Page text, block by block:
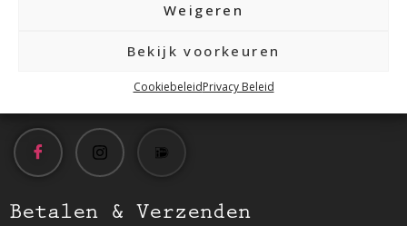
Weigeren
Bekijk voorkeuren
CookiebeleidPrivacy Beleid
Betalen & Verzenden